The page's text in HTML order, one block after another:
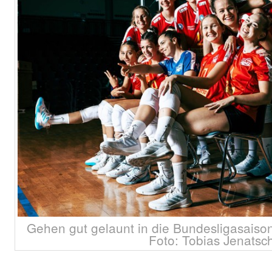
Gehen gut gelaunt in die
Foto: Tobias